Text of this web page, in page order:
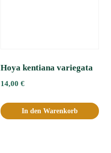
Hoya kentiana variegata
14,00 €
In den Warenkorb